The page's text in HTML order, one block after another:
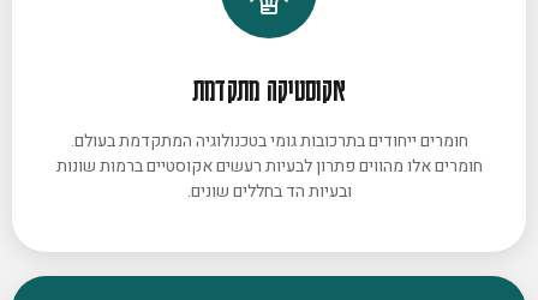
אקוסטיקה מתקדמת
חומרים ייחודים בתרכובות גומי בטכנולוגיה המתקדמת בעולם.
חומרים אלו מהווים פתרון לבעיות רעשים אקוסטיים ברמות שונות
ובעיות הד בחללים שונים.